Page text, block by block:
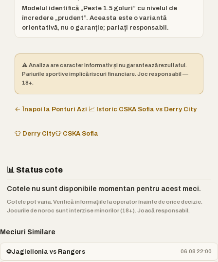
Modelul identifică „Peste 1.5 goluri” cu nivelul de
încredere „prudent”. Aceasta este o variantă
orientativă, nu o garanție; pariați responsabil.
⚠️ Analiza are caracter informativ și nu garantează rezultatul.
Pariurile sportive implică riscuri financiare. Joc responsabil —
18+.
← Înapoi la Ponturi Azi 📈 Istoric CSKA Sofia vs Derry City
👕 Derry City👕 CSKA Sofia
📊 Status cote
Cotele nu sunt disponibile momentan pentru acest meci.
Cotele pot varia. Verifică informațiile la operator înainte de orice decizie.
Jocurile de noroc sunt interzise minorilor (18+). Joacă responsabil.
Meciuri Similare
⚽Jagiellonia vs Rangers 06.08 22:00